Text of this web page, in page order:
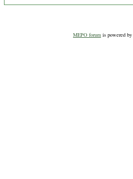
MEPO forum is powered by